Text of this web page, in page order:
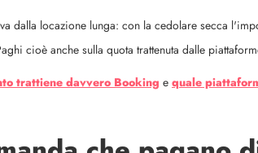
dalla locazione lunga: con la cedolare secca
cioè anche sulla quota trattenuta dalle
trattiene davvero Booking e quale